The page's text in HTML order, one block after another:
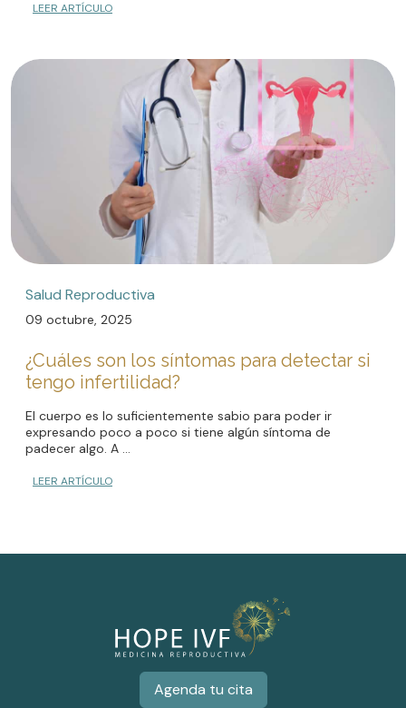
LEER ARTÍCULO
Salud Reproductiva
09 octubre, 2025
¿Cuáles son los síntomas para detectar si
tengo infertilidad?
El cuerpo es lo suficientemente sabio para poder ir
expresando poco a poco si tiene algún síntoma de
padecer algo. A ...
LEER ARTÍCULO
Agenda tu cita